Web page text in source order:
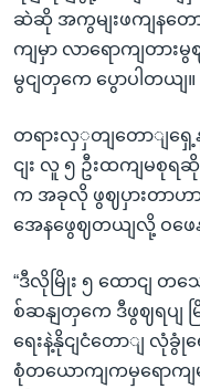
ဆဲဆို အကွမျးဖကျနတေ
ကျမှာ လာရောကျတား
မွငျတှကေ ပွောပါတယျ။
တရားလှှတျတောျရှေ့
ငျး လူ ၅ ဦးထကျမစု
က အခုလို ဖွဈပှားတာဟ
အေနဖွေဈတယျလို့ ဝဖေန
“ဒီလိုမြိုး ၅ ထောငျ တသ
စ်ဆနျတှကေ ဒီဖွဈရပျ မ
ရေးနဲ့နိုငျငံတောျ လုံခွုံ
စုံတယောကျကမှရောကျ